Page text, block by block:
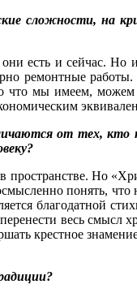
сложности, на
есть и сейчас.
ремонтные
мы имеем, можем
от тех, кто
Но
понять, что
благодатной
весь смысл
крестное